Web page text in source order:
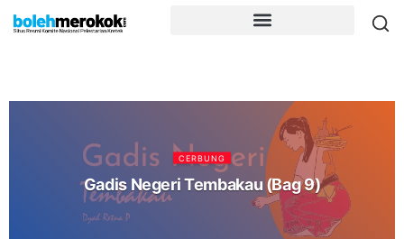
CERBUNG
Gadis Negeri Tembakau (Bag 9)